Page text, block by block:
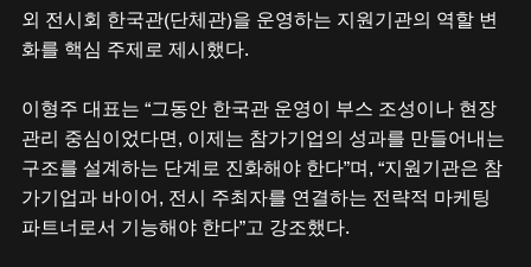
외 전시회 한국관(단체관)을 운영하는 지원기관의 역할 변
화를 핵심 주제로 제시했다.
이형주 대표는 “그동안 한국관 운영이 부스 조성이나 현장
관리 중심이었다면, 이제는 참가기업의 성과를 만들어내는
구조를 설계하는 단계로 진화해야 한다”며, “지원기관은 참
가기업과 바이어, 전시 주최자를 연결하는 전략적 마케팅
파트너로서 기능해야 한다”고 강조했다.